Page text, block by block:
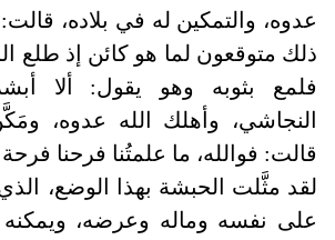
عدوه، والتمكين له في بلاده، قالت:
ذلك متوقعون لما هو كائن إذ طلع
فلمع بثوبه وهو يقول: ألا
النجاشي، وأهلك الله عدوه،
قالت: فوالله، ما علمتُنا فرحنا فرحة
لقد مثَّلت الحبشة بهذا الوضع،
على نفسه وماله وعرضه،